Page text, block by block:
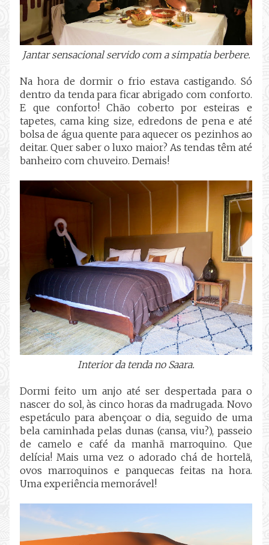
Jantar sensacional servido com a simpatia berbere.
Na hora de dormir o frio estava castigando. Só
dentro da tenda para ficar abrigado com conforto.
E que conforto! Chão coberto por esteiras e
tapetes, cama king size, edredons de pena e até
bolsa de água quente para aquecer os pezinhos ao
deitar. Quer saber o luxo maior? As tendas têm até
banheiro com chuveiro. Demais!
Interior da tenda no Saara.
Dormi feito um anjo até ser despertada para o
nascer do sol, às cinco horas da madrugada. Novo
espetáculo para abençoar o dia, seguido de uma
bela caminhada pelas dunas (cansa, viu?), passeio
de camelo e café da manhã marroquino. Que
delícia! Mais uma vez o adorado chá de hortelã,
ovos marroquinos e panquecas feitas na hora.
Uma experiência memorável!